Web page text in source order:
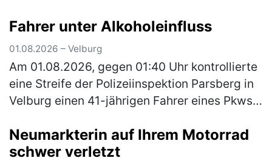
einem geparkten Pkw zusammen. Das …
(mehr)
Fahrer unter Alkoholeinfluss
01.08.2026 – Velburg
Am 01.08.2026, gegen 01:40 Uhr kontrollierte
eine Streife der Polizeiinspektion Parsberg in
Velburg einen 41-jährigen Fahrer eines Pkws.
festgestellt werden. E…(mehr)
Neumarkterin auf Ihrem Motorrad
schwer verletzt